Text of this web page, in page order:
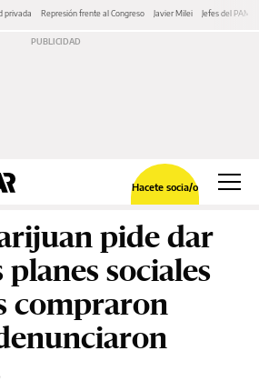
privada Represión frente al Congreso Javier Milei Jefes del PAMI
Hacete socia/o
pide dar
planes sociales
compraron